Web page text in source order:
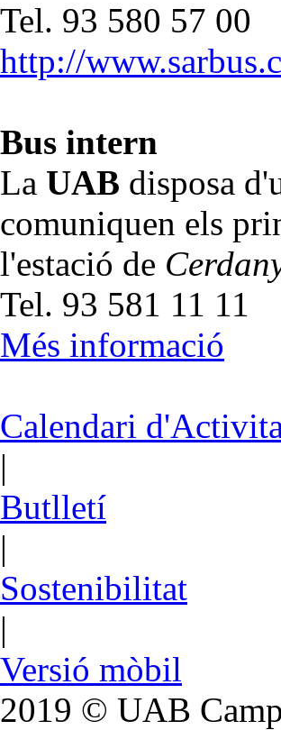
Tel. 93 580 57 00
http://
Bus intern
La UAB disposa
comuniquen els
l'estació de
Tel. 93 581 11 11
Més informació
Calendari
|
Butlletí
|
Sostenibilitat
|
Versió mòbil
2019 © UAB